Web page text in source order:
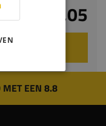
€ 12,05
MET EEN 8.8